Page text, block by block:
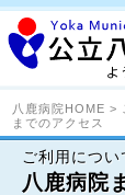
八鹿病院HOME >
までのアクセス
ご利用につい
八鹿病院